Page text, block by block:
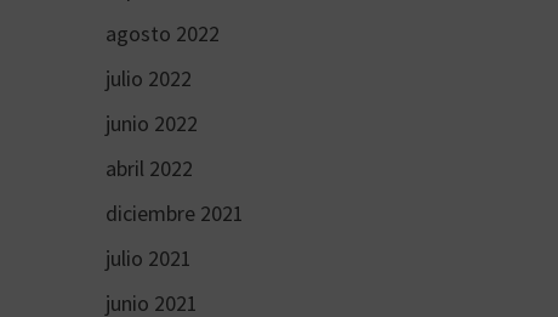
agosto 2022
julio 2022
junio 2022
abril 2022
diciembre 2021
julio 2021
junio 2021